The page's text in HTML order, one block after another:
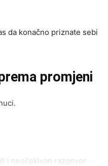
da konačno priznate sebi
promjeni
i neočekivan razgovor